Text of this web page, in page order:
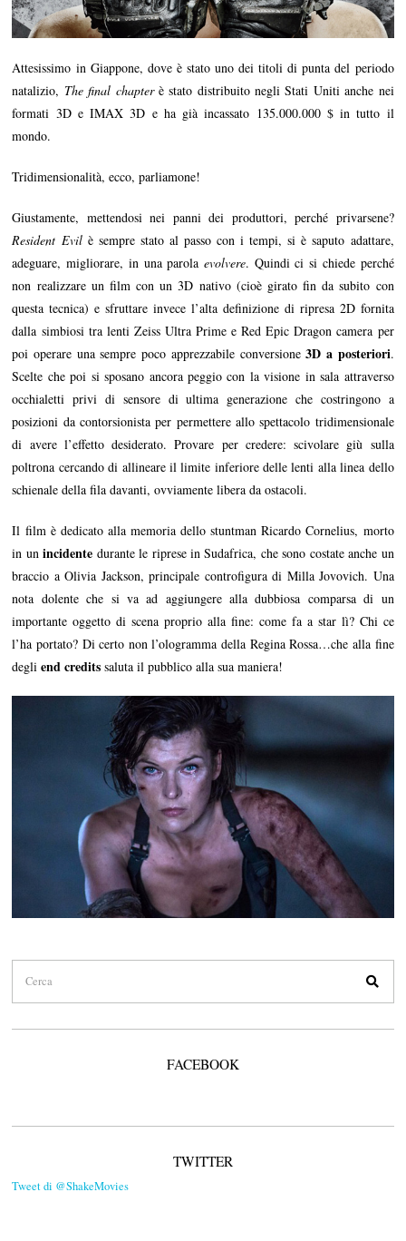
Attesissimo in Giappone, dove è stato uno dei titoli di punta del periodo
natalizio, The final chapterè stato distribuito negli Stati Uniti anche nei
formati 3D e IMAX 3D e ha già incassato 135.000.000 $ in tutto il
mondo.
Tridimensionalità, ecco, parliamone!
Giustamente, mettendosi nei panni dei produttori, perché privarsene?
Resident Evilè sempre stato al passo con i tempi, si è saputo adattare,
adeguare, migliorare, in una parola evolvere. Quindi ci si chiede perché
non realizzare un film con un 3D nativo (cioè girato fin da subito con
questa tecnica) e sfruttare invece l’alta definizione di ripresa 2D fornita
dalla simbiosi tra lenti Zeiss Ultra Prime e Red Epic Dragon camera per
poi operare una sempre poco apprezzabile conversione3D a posteriori.
Scelte che poi si sposano ancora peggio con la visione in sala attraverso
occhialetti privi di sensore di ultima generazione che costringono a
posizioni da contorsionista per permettere allo spettacolo tridimensionale
di avere l’effetto desiderato. Provare per credere: scivolare giù sulla
poltrona cercando di allineare il limite inferiore delle lenti alla linea dello
schienale della fila davanti, ovviamente libera da ostacoli.
Il film è dedicato alla memoria dello stuntman Ricardo Cornelius, morto
in unincidente durante le riprese in Sudafrica, che sono costate anche un
braccio a Olivia Jackson, principale controfigura di Milla Jovovich. Una
nota dolente che si va ad aggiungere alla dubbiosa comparsa di un
importante oggetto di scena proprio alla fine: come fa a star lì? Chi ce
l’ha portato? Di certo non l’ologramma della Regina Rossa…che alla fine
degliend credits saluta il pubblico alla sua maniera!
FACEBOOK
TWITTER
Tweet di @ShakeMovies